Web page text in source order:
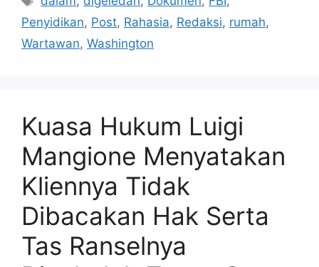
Penyidikan, Post, Rahasia, Redaksi, rumah,
Wartawan, Washington
Kuasa Hukum Luigi
Mangione Menyatakan
Kliennya Tidak
Dibacakan Hak Serta
Tas Ranselnya